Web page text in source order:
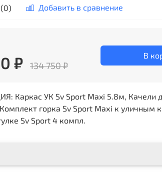
(0) Добавить в сравнение
₽ 134 750 ₽
В
Каркас УК Sv Sport Maxi 5.8м, Качели
горка Sv Sport Махi к уличным
Sv Sport 4 компл.